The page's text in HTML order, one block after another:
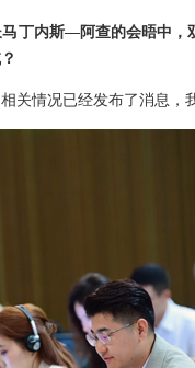
丁内斯—阿查的会晤中
关情况已经发布了消息，